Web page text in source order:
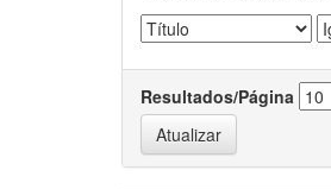
Resultados/Página